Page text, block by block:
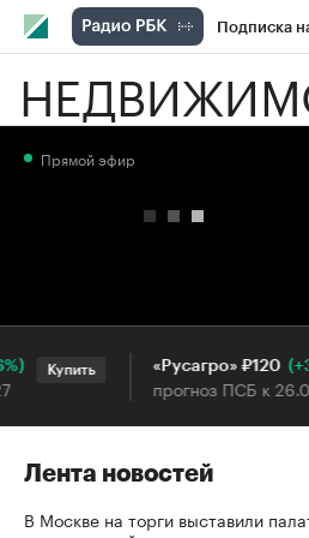
Подписка
РБК Вино
Прямой эфир
Купить «Русагро» ₽120
прогноз ПСБ к 26.07.27
Лента новостей
В Москве на торги выставили